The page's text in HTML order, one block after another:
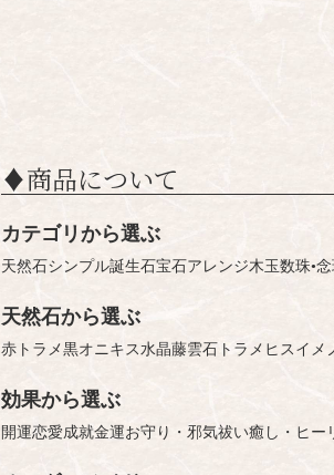
♦︎商品について
カテゴリから選ぶ
天然石シンプル誕生石宝石アレンジ木玉数珠•
天然石から選ぶ
赤トラメ黒オニキス水晶藤雲石 トラメ ヒスイ メ
効果から選ぶ
開運恋愛成就金運お守り・邪気祓い癒し・ヒー